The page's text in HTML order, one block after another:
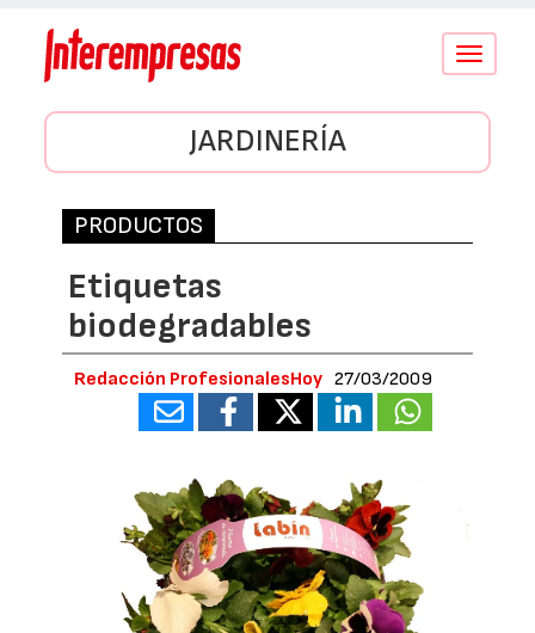
Conmutar
JARDINERÍA
PRODUCTOS
Etiquetas
biodegradables
Redacción ProfesionalesHoy 27/03/2009